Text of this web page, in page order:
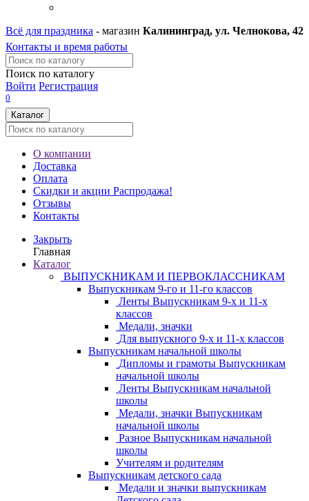
Всё для праздника - магазин Калининград, ул. Челнокова, 42
Контакты и время работы
Поиск по каталогу
Войти Регистрация
0
Каталог
О компании
Доставка
Оплата
Скидки и акции Распродажа!
Отзывы
Контакты
Закрыть
Главная
Каталог
ВЫПУСКНИКАМ И ПЕРВОКЛАССНИКАМ
Выпускникам 9-го и 11-го классов
Ленты Выпускникам 9-х и 11-х
классов
Медали, значки
Для выпускного 9-х и 11-х классов
Выпускникам начальной школы
Дипломы и грамоты Выпускникам
начальной школы
Ленты Выпускникам начальной
школы
Медали, значки Выпускникам
начальной школы
Разное Выпускникам начальной
школы
Учителям и родителям
Выпускникам детского сада
Медали и значки выпускникам